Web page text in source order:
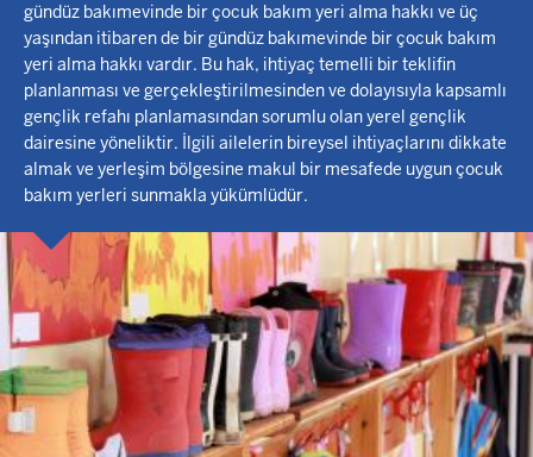
gündüz bakımevinde bir çocuk bakım yeri alma hakkı ve üç
yaşından itibaren de bir gündüz bakımevinde bir çocuk bakım
yeri alma hakkı vardır. Bu hak, ihtiyaç temelli bir teklifin
planlanması ve gerçekleştirilmesinden ve dolayısıyla kapsamlı
gençlik refahı planlamasından sorumlu olan yerel gençlik
dairesine yöneliktir. İlgili ailelerin bireysel ihtiyaçlarını dikkate
almak ve yerleşim bölgesine makul bir mesafede uygun çocuk
bakım yerleri sunmakla yükümlüdür.